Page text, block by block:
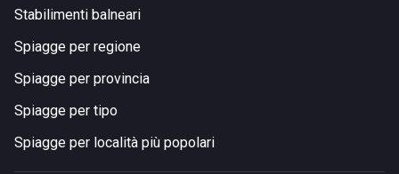
Stabilimenti balneari
Spiagge per regione
Spiagge per provincia
Spiagge per tipo
Spiagge per località più popolari